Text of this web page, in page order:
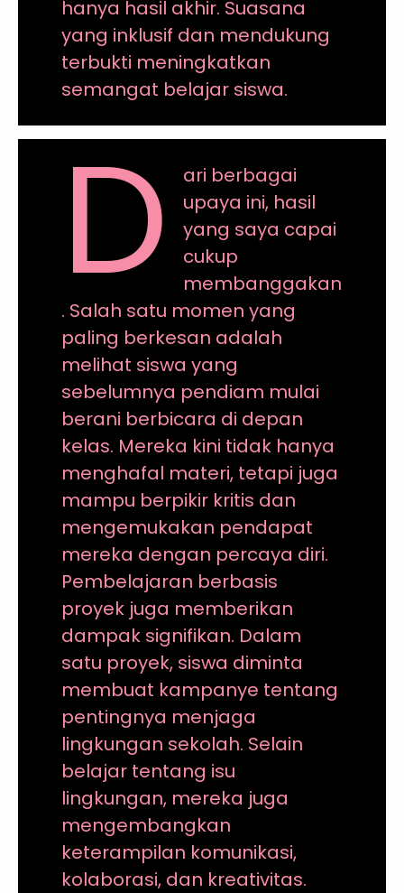
hanya hasil akhir. Suasana
yang inklusif dan mendukung
terbukti meningkatkan
semangat belajar siswa.
D
ari berbagai
upaya ini, hasil
yang saya capai
cukup
membanggakan
. Salah satu momen yang
paling berkesan adalah
melihat siswa yang
sebelumnya pendiam mulai
berani berbicara di depan
kelas. Mereka kini tidak hanya
menghafal materi, tetapi juga
mampu berpikir kritis dan
mengemukakan pendapat
mereka dengan percaya diri.
Pembelajaran berbasis
proyek juga memberikan
dampak signifikan. Dalam
satu proyek, siswa diminta
membuat kampanye tentang
pentingnya menjaga
lingkungan sekolah. Selain
belajar tentang isu
lingkungan, mereka juga
mengembangkan
keterampilan komunikasi,
kolaborasi, dan kreativitas.